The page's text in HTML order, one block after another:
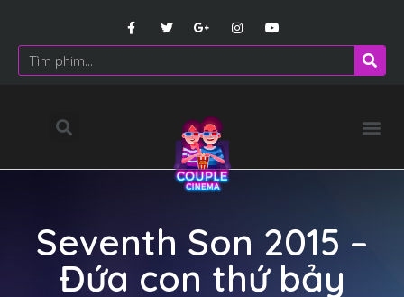
Seventh Son 2015 –
Đứa con thứ bảy